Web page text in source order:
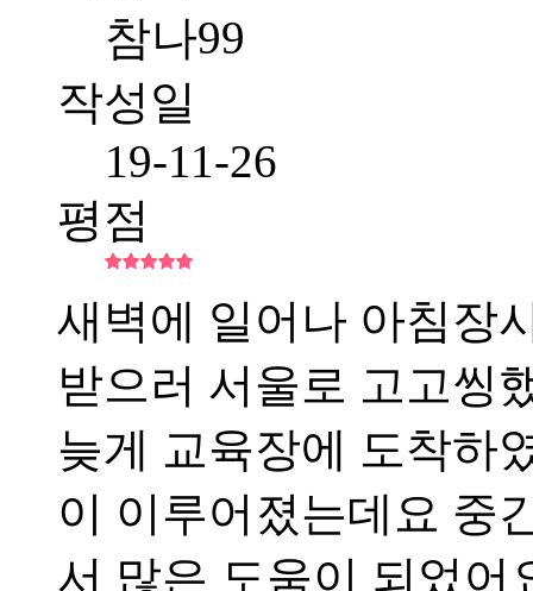
참나99
작성일
19-11-26
평점
새벽에 일어나 아침장
받으러 서울로 고고씽
늦게 교육장에 도착하
이 이루어졌는데요 중
서 많은 도움이 되었어